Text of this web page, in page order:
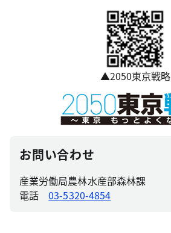
▲2050東京戦略
お問い合わせ
産業労働局農林水産部森林課
電話03-5320-4854